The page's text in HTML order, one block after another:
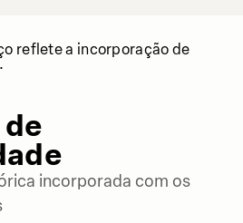
reflete a incorporação de
incorporada com os